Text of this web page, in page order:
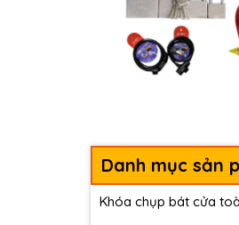
Danh mục sản
Khóa chụp bát cửa